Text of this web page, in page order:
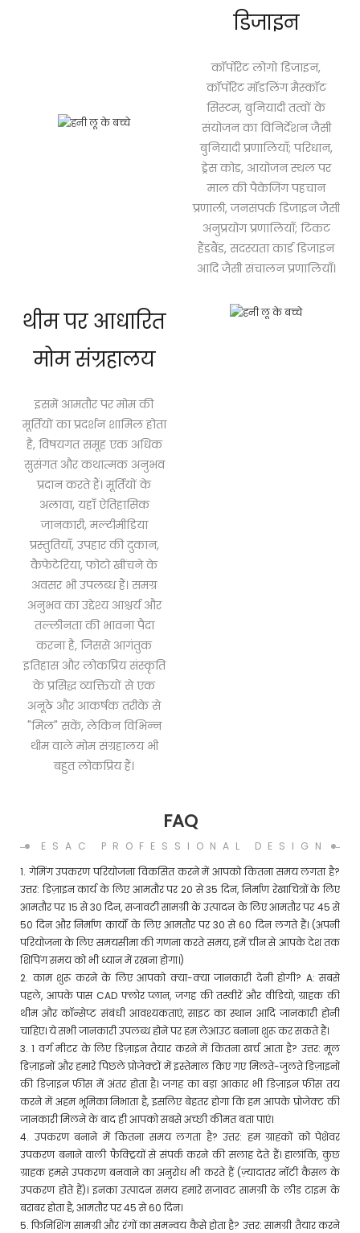
डिजाइन
कॉर्पोरेट लोगो डिजाइन,
कॉर्पोरेट मॉडलिंग मैस्कॉट
सिस्टम, बुनियादी तत्वों के
संयोजन का विनिर्देशन जैसी
बुनियादी प्रणालियाँ; परिधान,
ड्रेस कोड, आयोजन स्थल पर
माल की पैकेजिंग पहचान
प्रणाली, जनसंपर्क डिजाइन जैसी
अनुप्रयोग प्रणालियाँ; टिकट
हैंडबैंड, सदस्यता कार्ड डिजाइन
आदि जैसी संचालन प्रणालियाँ।
थीम पर आधारित
मोम संग्रहालय
इसमें आमतौर पर मोम की
मूर्तियों का प्रदर्शन शामिल होता
है, विषयगत समूह एक अधिक
सुसंगत और कथात्मक अनुभव
प्रदान करते हैं। मूर्तियों के
अलावा, यहाँ ऐतिहासिक
जानकारी, मल्टीमीडिया
प्रस्तुतियाँ, उपहार की दुकान,
कैफेटेरिया, फोटो खींचने के
अवसर भी उपलब्ध हैं। समग्र
अनुभव का उद्देश्य आश्चर्य और
तल्लीनता की भावना पैदा
करना है, जिससे आगंतुक
इतिहास और लोकप्रिय संस्कृति
के प्रसिद्ध व्यक्तियों से एक
अनूठे और आकर्षक तरीके से
"मिल" सकें, लेकिन विभिन्न
थीम वाले मोम संग्रहालय भी
बहुत लोकप्रिय हैं।
FAQ
ESAC PROFESSIONAL DESIGN
1. गेमिंग उपकरण परियोजना विकसित करने में आपको कितना समय लगता है?
उत्तर: डिज़ाइन कार्य के लिए आमतौर पर 20 से 35 दिन, निर्माण रेखाचित्रों के लिए
आमतौर पर 15 से 30 दिन, सजावटी सामग्री के उत्पादन के लिए आमतौर पर 45 से
50 दिन और निर्माण कार्यों के लिए आमतौर पर 30 से 60 दिन लगते हैं। (अपनी
परियोजना के लिए समयसीमा की गणना करते समय, हमें चीन से आपके देश तक
शिपिंग समय को भी ध्यान में रखना होगा।)
2. काम शुरू करने के लिए आपको क्या-क्या जानकारी देनी होगी? A: सबसे
पहले, आपके पास CAD फ्लोर प्लान, जगह की तस्वीरें और वीडियो, ग्राहक की
थीम और कॉन्सेप्ट संबंधी आवश्यकताएं, साइट का स्थान आदि जानकारी होनी
चाहिए। ये सभी जानकारी उपलब्ध होने पर हम लेआउट बनाना शुरू कर सकते हैं।
3. 1 वर्ग मीटर के लिए डिज़ाइन तैयार करने में कितना खर्च आता है? उत्तर: मूल
डिज़ाइनों और हमारे पिछले प्रोजेक्टों में इस्तेमाल किए गए मिलते-जुलते डिज़ाइनों
की डिज़ाइन फीस में अंतर होता है। जगह का बड़ा आकार भी डिज़ाइन फीस तय
करने में अहम भूमिका निभाता है, इसलिए बेहतर होगा कि हम आपके प्रोजेक्ट की
जानकारी मिलने के बाद ही आपको सबसे अच्छी कीमत बता पाएं।
4. उपकरण बनाने में कितना समय लगता है? उत्तर: हम ग्राहकों को पेशेवर
उपकरण बनाने वाली फैक्ट्रियों से संपर्क करने की सलाह देते हैं। हालांकि, कुछ
ग्राहक हमसे उपकरण बनवाने का अनुरोध भी करते हैं (ज़्यादातर नॉटी कैसल के
उपकरण होते हैं)। इनका उत्पादन समय हमारे सजावट सामग्री के लीड टाइम के
बराबर होता है, आमतौर पर 45 से 60 दिन।
5. फिनिशिंग सामग्री और रंगों का समन्वय कैसे होता है? उत्तर: सामग्री तैयार करने